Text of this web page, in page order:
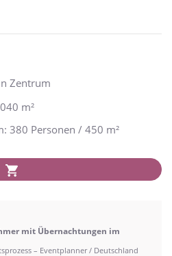
Zentrum
m²
380 Personen / 450 m²
mit Übernachtungen im
– Eventplanner / Deutschland